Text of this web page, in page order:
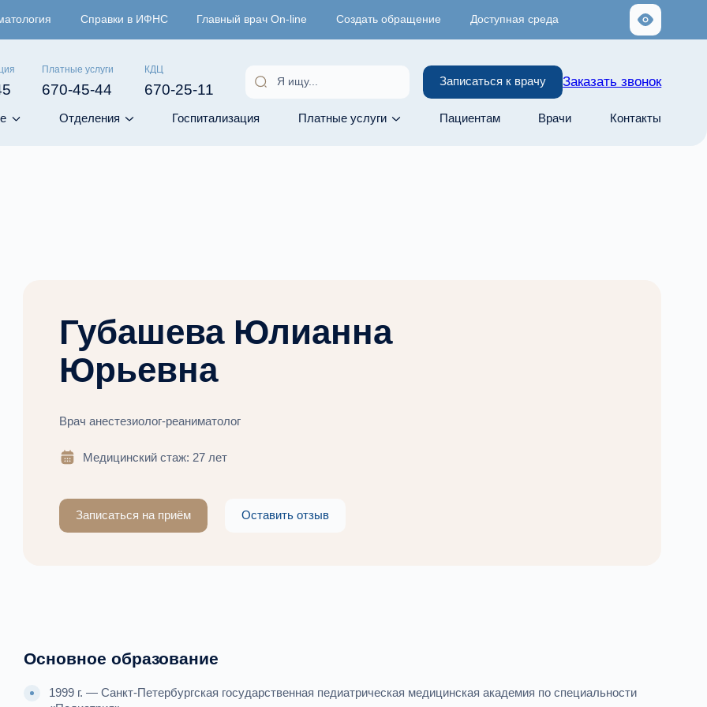
Справки в ИФНС Главный врач On-line Создать обращение Доступная среда
Платные услуги
670-45-44
КДЦ
670-25-11
Записаться к врачу Заказать звонок
Отделения Госпитализация Платные услуги Пациентам Врачи Контакты
Губашева Юлианна
Юрьевна
Врач анестезиолог-реаниматолог
Медицинский стаж: 27 лет
Записаться на приём Оставить отзыв
Основное образование
1999 г. — Санкт-Петербургская государственная педиатрическая медицинская академия по специальности